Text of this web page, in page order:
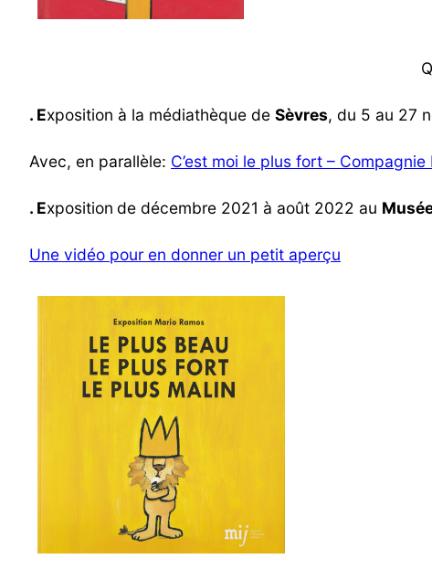
. Exposition à la médiathèque de Sèvres, du 5 au 27
Avec, en parallèle: C’est moi le plus fort –
. Exposition de décembre 2021 à août 2022 au
Une vidéo pour en donner un petit aperçu